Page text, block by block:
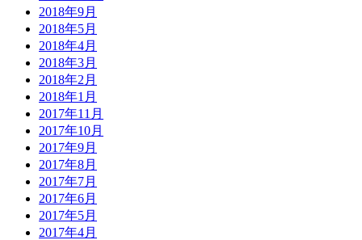
2018年9月
2018年5月
2018年4月
2018年3月
2018年2月
2018年1月
2017年11月
2017年10月
2017年9月
2017年8月
2017年7月
2017年6月
2017年5月
2017年4月